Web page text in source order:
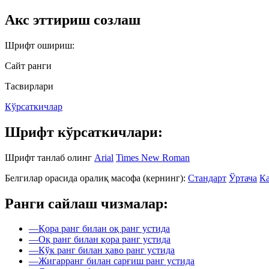
Акс эттириш созлаш
Шрифт ошириш:
Сайт ранги
Тасвирлари
Кўрсаткичлар
Шрифт кўрсаткичлари:
Шрифт танлаб олинг Arial Times New Roman
Белгилар орасида оралиқ масофа (кернинг): Стандарт Ўртача
Ранги сайлаш чизмалар:
—Қора ранг билан оқ ранг устида
—Оқ ранг билан қора ранг устида
—Кўк ранг билан ҳаво ранг устида
—Жигарранг билан сарғиш ранг устида